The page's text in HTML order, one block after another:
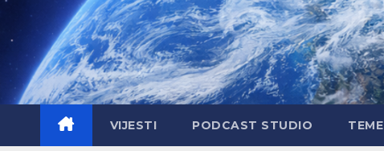
content
VIJESTI PODCAST STUDIO TEME